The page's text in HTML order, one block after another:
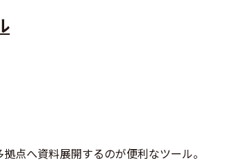
点へ資料展開するのが便利なツール。